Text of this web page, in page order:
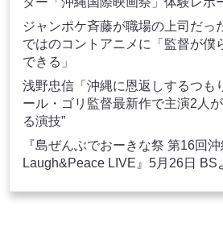
ジャンポケ斉藤が職場の上司だっ
ではのコントアニメに「監督が僕
できる」
浅野忠信「沖縄に恩返しするつ
ール・ゴリ監督最新作で主演2人
る演技”
『島ぜんぶでおーきな祭 第16回
Laugh&Peace LIVE』5月26日 BS